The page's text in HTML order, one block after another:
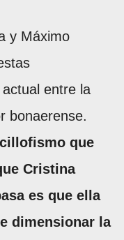
y Máximo
entre la
bonaerense.
que
Cristina
es que ella
dimensionar la